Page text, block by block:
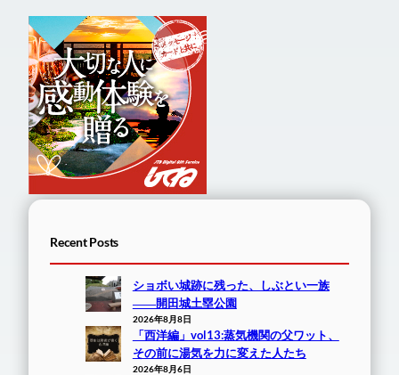
Recent Posts
ショボい城跡に残った、しぶとい一族
――開田城土塁公園
2026年8月8日
「西洋編」vol13:蒸気機関の父ワット、
その前に湯気を力に変えた人たち
2026年8月6日